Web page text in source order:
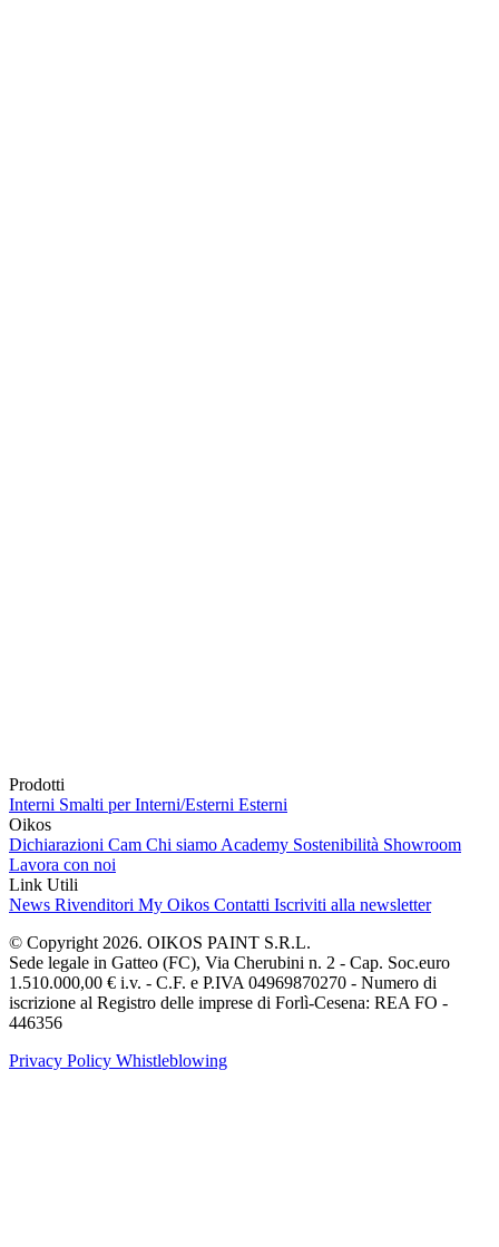
Prodotti
Interni Smalti per Interni/Esterni Esterni
Oikos
Dichiarazioni Cam Chi siamo Academy Sostenibilità Showroom
Lavora con noi
Link Utili
News Rivenditori My Oikos Contatti Iscriviti alla newsletter
© Copyright 2026. OIKOS PAINT S.R.L.
Sede legale in Gatteo (FC), Via Cherubini n. 2 - Cap. Soc.euro
1.510.000,00 € i.v. - C.F. e P.IVA 04969870270 - Numero di
iscrizione al Registro delle imprese di Forlì-Cesena: REA FO -
446356
Privacy Policy Whistleblowing